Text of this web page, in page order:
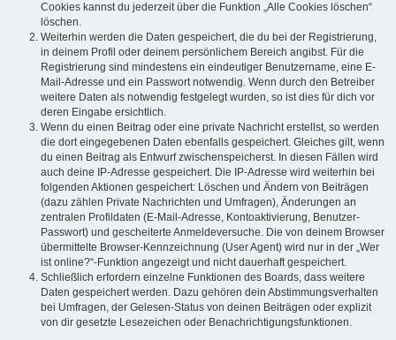
Cookies kannst du jederzeit über die Funktion „Alle Cookies löschen“
löschen.
Weiterhin werden die Daten gespeichert, die du bei der Registrierung,
in deinem Profil oder deinem persönlichem Bereich angibst. Für die
Registrierung sind mindestens ein eindeutiger Benutzername, eine E-
Mail-Adresse und ein Passwort notwendig. Wenn durch den Betreiber
weitere Daten als notwendig festgelegt wurden, so ist dies für dich vor
deren Eingabe ersichtlich.
Wenn du einen Beitrag oder eine private Nachricht erstellst, so werden
die dort eingegebenen Daten ebenfalls gespeichert. Gleiches gilt, wenn
du einen Beitrag als Entwurf zwischenspeicherst. In diesen Fällen wird
auch deine IP-Adresse gespeichert. Die IP-Adresse wird weiterhin bei
folgenden Aktionen gespeichert: Löschen und Ändern von Beiträgen
(dazu zählen Private Nachrichten und Umfragen), Änderungen an
zentralen Profildaten (E-Mail-Adresse, Kontoaktivierung, Benutzer-
Passwort) und gescheiterte Anmeldeversuche. Die von deinem Browser
übermittelte Browser-Kennzeichnung (User Agent) wird nur in der „Wer
ist online?“-Funktion angezeigt und nicht dauerhaft gespeichert.
Schließlich erfordern einzelne Funktionen des Boards, dass weitere
Daten gespeichert werden. Dazu gehören dein Abstimmungsverhalten
bei Umfragen, der Gelesen-Status von deinen Beiträgen oder explizit
von dir gesetzte Lesezeichen oder Benachrichtigungsfunktionen.